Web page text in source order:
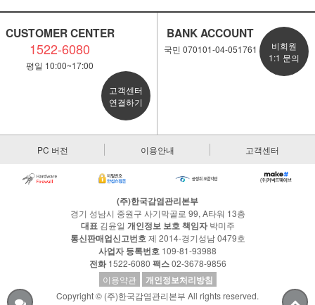
CUSTOMER CENTER
1522-6080
평일 10:00~17:00
고객센터
연결하기
BANK ACCOUNT
국민 070101-04-051761
비회원
1:1 문의
PC 버전 이용안내 고객센터
(주)한국감염관리본부
경기 성남시 중원구 사기막골로 99, A타워 13층
대표 김윤일 개인정보 보호 책임자박미주
통신판매업신고번호 제 2014-경기성남 0479호
사업자 등록번호 109-81-93988
전화1522-6080 팩스02-3678-9856
이용약관
개인정보처리방침
Copyright © (주)한국감염관리본부 All rights reserved.